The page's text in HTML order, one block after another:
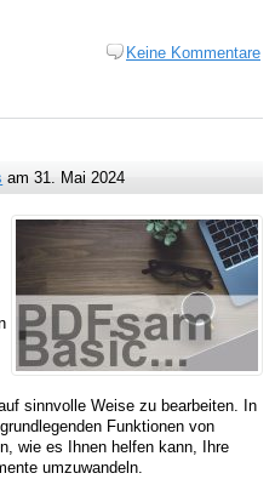
Keine Kommentare
am 31. Mai 2024
sinnvolle Weise zu bearbeiten. In
Funktionen von
wie es Ihnen helfen kann, Ihre
umzuwandeln.